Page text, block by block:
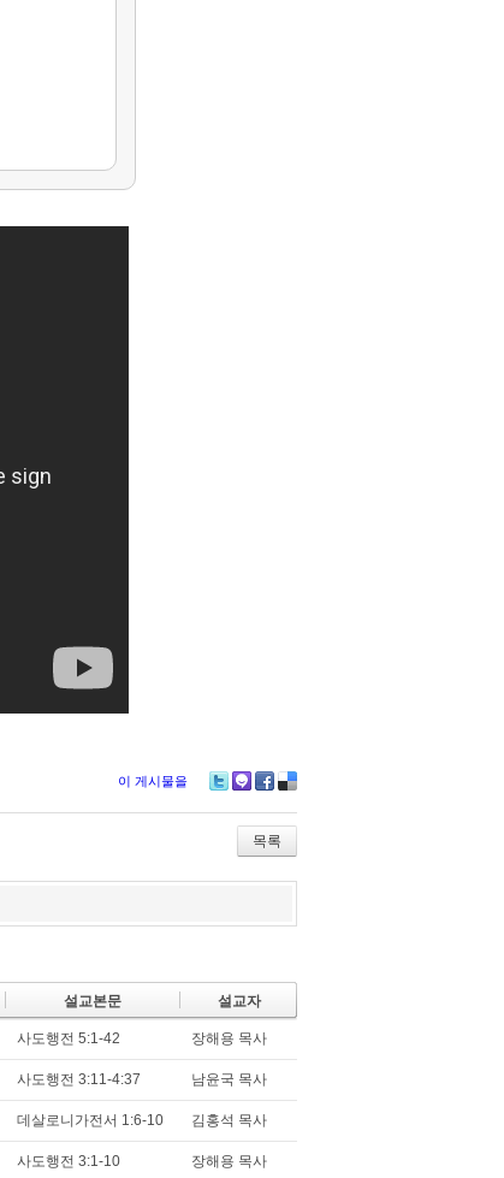
이 게시물을
y
bo
ok
ou
s
목록
설교본문 설교자
사도행전 5:1-42 장해용 목사
사도행전 3:11-4:37 남윤국 목사
데살로니가전서 1:6-10 김홍석 목사
사도행전 3:1-10 장해용 목사